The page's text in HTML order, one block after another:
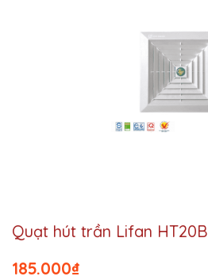
Quạt hút trần Lifan HT20B
₫
185.000